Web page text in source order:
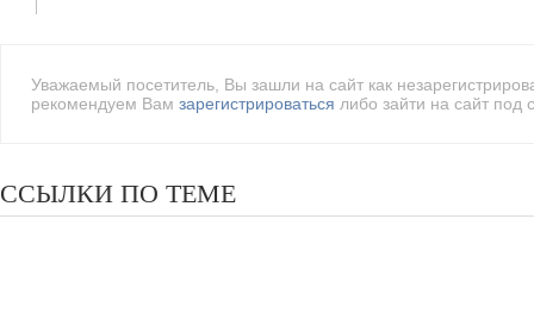
Уважаемый посетитель, Вы зашли на сайт как
рекомендуем Вам зарегистрироваться либо зайти на сайт
ССЫЛКИ ПО ТЕМЕ